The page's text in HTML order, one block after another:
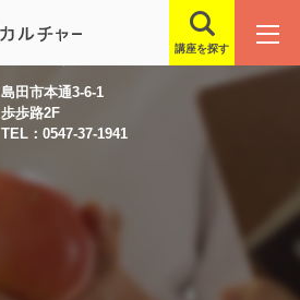
講座を探す
島田市本通3-6-1
歩歩路2F
TEL：0547-37-1941